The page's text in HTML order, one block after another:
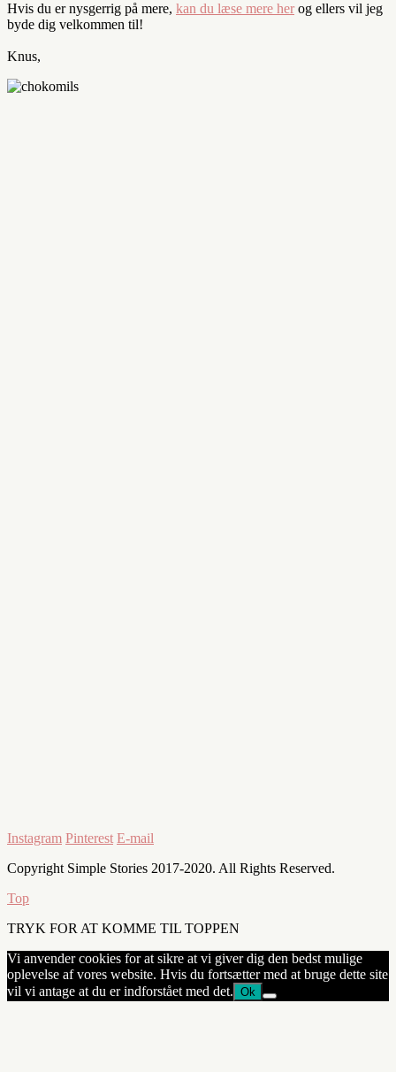
Hvis du er nysgerrig på mere, kan du læse mere her og ellers vil jeg
byde dig velkommen til!
Knus,
Instagram Pinterest E-mail
Copyright Simple Stories 2017-2020. All Rights Reserved.
Top
TRYK FOR AT KOMME TIL TOPPEN
Vi anvender cookies for at sikre at vi giver dig den bedst mulige
oplevelse af vores website. Hvis du fortsætter med at bruge dette site
vil vi antage at du er indforstået med det. Ok